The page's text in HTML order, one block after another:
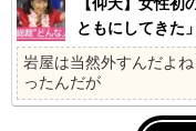
ともにしてきた
岩屋は当然外すんだよ
ったんだが